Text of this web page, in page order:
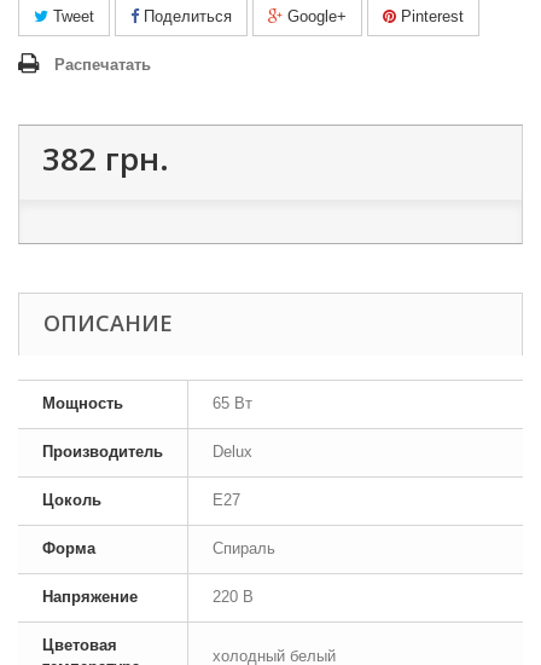
Tweet Поделиться Google+ Pinterest
Распечатать
382 грн.
ОПИСАНИЕ
Мощность 65 Вт
Производитель Delux
Цоколь E27
Форма Спираль
Напряжение 220 В
Цветовая
холодный белый